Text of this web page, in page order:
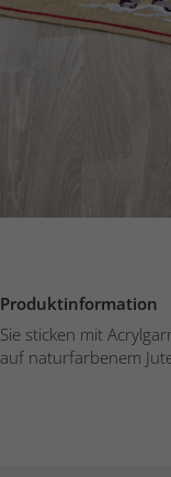
Produktinformation
Sie sticken mit
auf naturfarbenem